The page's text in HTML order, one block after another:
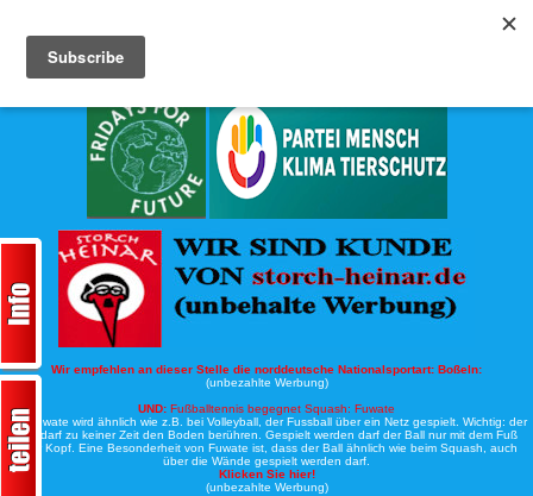
Wir empfehlen an dieser Stelle die norddeutsche Nationalsportart: Boßeln:
(unbezahlte Werbung)
UND: Fußballtennis begegnet Squash: Fuwate
Bei Fuwate wird ähnlich wie z.B. bei Volleyball, der Fussball über ein Netz gespielt. Wichtig: der
Ball darf zu keiner Zeit den Boden berühren. Gespielt werden darf der Ball nur mit dem Fuß
oder Kopf. Eine Besonderheit von Fuwate ist, dass der Ball ähnlich wie beim Squash, auch
über die Wände gespielt werden darf.
Klicken Sie hier!
(unbezahlte Werbung)